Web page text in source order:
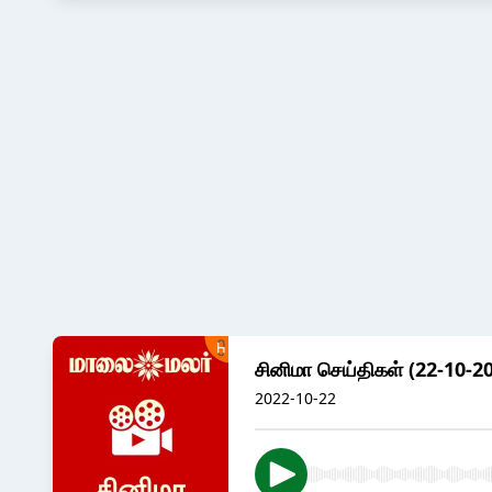
சினிமா செய்திகள் (22-10-
2022-10-22